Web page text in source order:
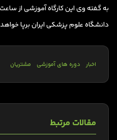
دانشگاه علوم پزشکی ایران برپا
اخبار دوره های آموزشی مشتریان
مقالات مرتبط